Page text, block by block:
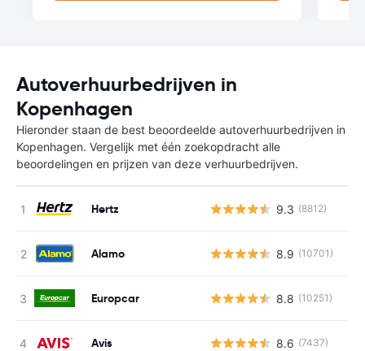
Autoverhuurbedrijven in
Kopenhagen
Hieronder staan de best beoordeelde autoverhuurbedrijven in
Kopenhagen. Vergelijk met één zoekopdracht alle
beoordelingen en prijzen van deze verhuurbedrijven.
Hertz 9.3 (8812)
Alamo 8.9 (10701)
Europcar 8.8 (10251)
Avis 8.6 (7437)